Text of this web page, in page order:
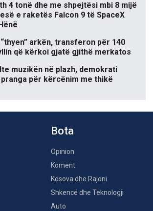
4 tonë dhe me shpejtësi mbi 8 mijë
e raketës Falcon 9 të SpaceX
arkën, transferon për 140
që kërkoi gjatë gjithë merkatos
muzikën në plazh, demokrati
për kërcënim me thikë
Bota
Opinion
Koment
Kosova dhe Rajoni
Shkencë dhe Teknologji
Auto